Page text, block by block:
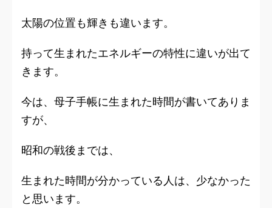
太陽の位置も輝きも違います。
持って生まれたエネルギーの特性に違いが出て
きます。
今は、母子手帳に生まれた時間が書いてありま
すが、
昭和の戦後までは、
生まれた時間が分かっている人は、少なかった
と思います。